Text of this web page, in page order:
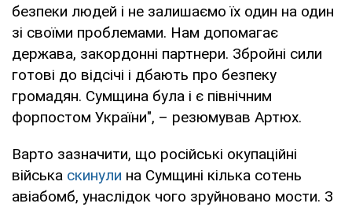
безпеки людей і не залишаємо їх один на один
зі своїми проблемами. Нам допомагає
держава, закордонні партнери. Збройні сили
готові до відсічі і дбають про безпеку
громадян. Сумщина була і є північним
форпостом України", – резюмував Артюх.
Варто зазначити, що російські окупаційні
війська скинули на Сумщині кілька сотень
авіабомб, унаслідок чого зруйновано мости. З